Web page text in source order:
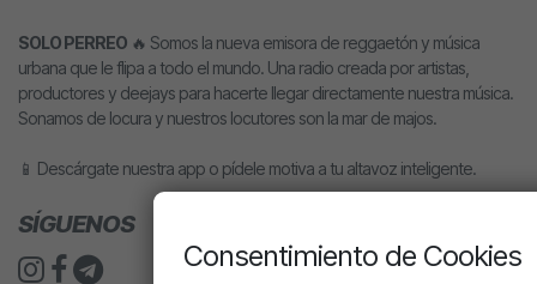
SOLO PERREO 🔥 Somos la nueva emisora de reggaetón y música
urbana que le flipa a todo el mundo. Una radio creada por artistas,
productores y deejays para hacerte llegar directamente nuestra música.
Sonamos de locura y nuestros locutores son la mar de majos.
📱 Descárgate nuestra app o pídele motiva a tu altavoz inteligente.
SÍGUENOS
Consentimiento de Cookies